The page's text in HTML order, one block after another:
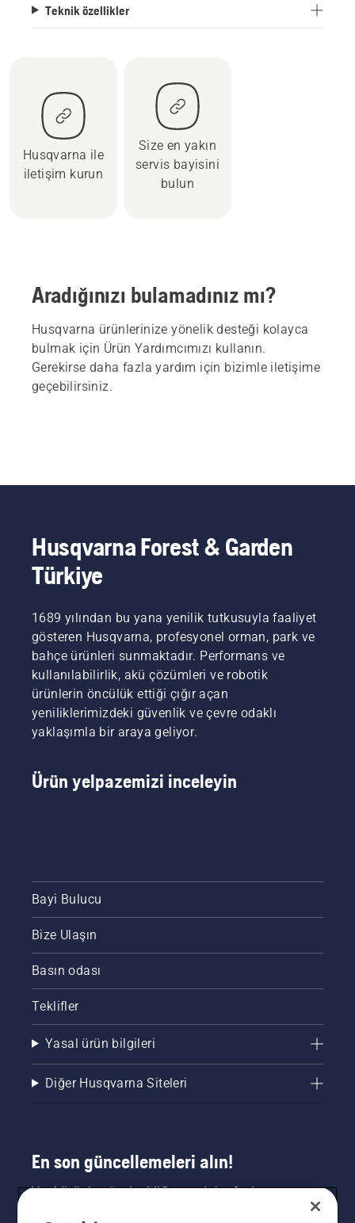
Teknik özellikler
Husqvarna ile
iletişim kurun
Size en yakın
servis bayisini
bulun
Aradığınızı bulamadınız mı?
Husqvarna ürünlerinize yönelik desteği kolayca
bulmak için Ürün Yardımcımızı kullanın.
Gerekirse daha fazla yardım için bizimle iletişime
geçebilirsiniz.
Husqvarna Forest & Garden
Türkiye
1689 yılından bu yana yenilik tutkusuyla faaliyet
gösteren Husqvarna, profesyonel orman, park ve
bahçe ürünleri sunmaktadır. Performans ve
kullanılabilirlik, akü çözümleri ve robotik
ürünlerin öncülük ettiği çığır açan
yeniliklerimizdeki güvenlik ve çevre odaklı
yaklaşımla bir araya geliyor.
Ürün yelpazemizi inceleyin
Bayi Bulucu
Bize Ulaşın
Basın odası
Teklifler
Yasal ürün bilgileri
Diğer Husqvarna Siteleri
En son güncellemeleri alın!
Yeni ürünler, özel teklifler ve daha fazlası